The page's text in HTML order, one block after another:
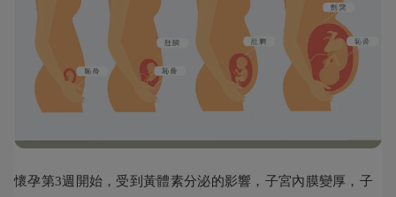
懷孕第3週開始，受到黃體素分泌的影響，子宮內膜變厚，子